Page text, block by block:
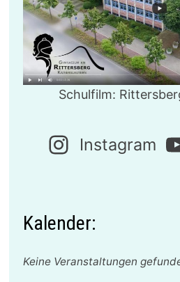
Schulfilm:
Instagram
Kalender:
Keine Veranstaltungen